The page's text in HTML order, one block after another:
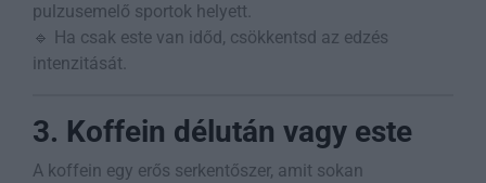
pulzusemelő sportok helyett.
🔹 Ha csak este van időd, csökkentsd az edzés
intenzitását.
3. Koffein délután vagy este
A koffein egy erős serkentőszer, amit sokan